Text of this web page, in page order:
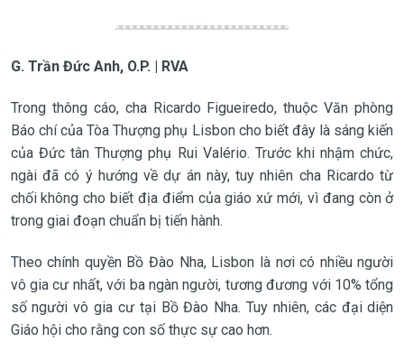
G. Trần Đức Anh, O.P. | RVA
Trong thông cáo, cha Ricardo Figueiredo, thuộc Văn phòng
Báo chí của Tòa Thượng phụ Lisbon cho biết đây là sáng kiến
của Đức tân Thượng phụ Rui Valério. Trước khi nhậm chức,
ngài đã có ý hướng về dự án này, tuy nhiên cha Ricardo từ
chối không cho biết địa điểm của giáo xứ mới, vì đang còn ở
trong giai đoạn chuẩn bị tiến hành.
Theo chính quyền Bồ Đào Nha, Lisbon là nơi có nhiều người
vô gia cư nhất, với ba ngàn người, tương đương với 10% tổng
số người vô gia cư tại Bồ Đào Nha. Tuy nhiên, các đại diện
Giáo hội cho rằng con số thực sự cao hơn.